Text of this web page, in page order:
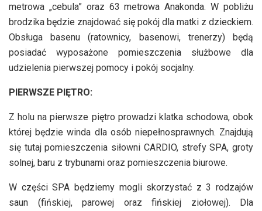
metrowa „cebula” oraz 63 metrowa Anakonda. W pobliżu
brodzika będzie znajdować się pokój dla matki z dzieckiem.
Obsługa basenu (ratownicy, basenowi, trenerzy) będą
posiadać wyposażone pomieszczenia służbowe dla
udzielenia pierwszej pomocy i pokój socjalny.
PIERWSZE PIĘTRO:
Z holu na pierwsze piętro prowadzi klatka schodowa, obok
której będzie winda dla osób niepełnosprawnych. Znajdują
się tutaj pomieszczenia siłowni CARDIO, strefy SPA, groty
solnej, baru z trybunami oraz pomieszczenia biurowe.
W części SPA będziemy mogli skorzystać z 3 rodzajów
saun (fińskiej, parowej oraz fińskiej ziołowej). Dla